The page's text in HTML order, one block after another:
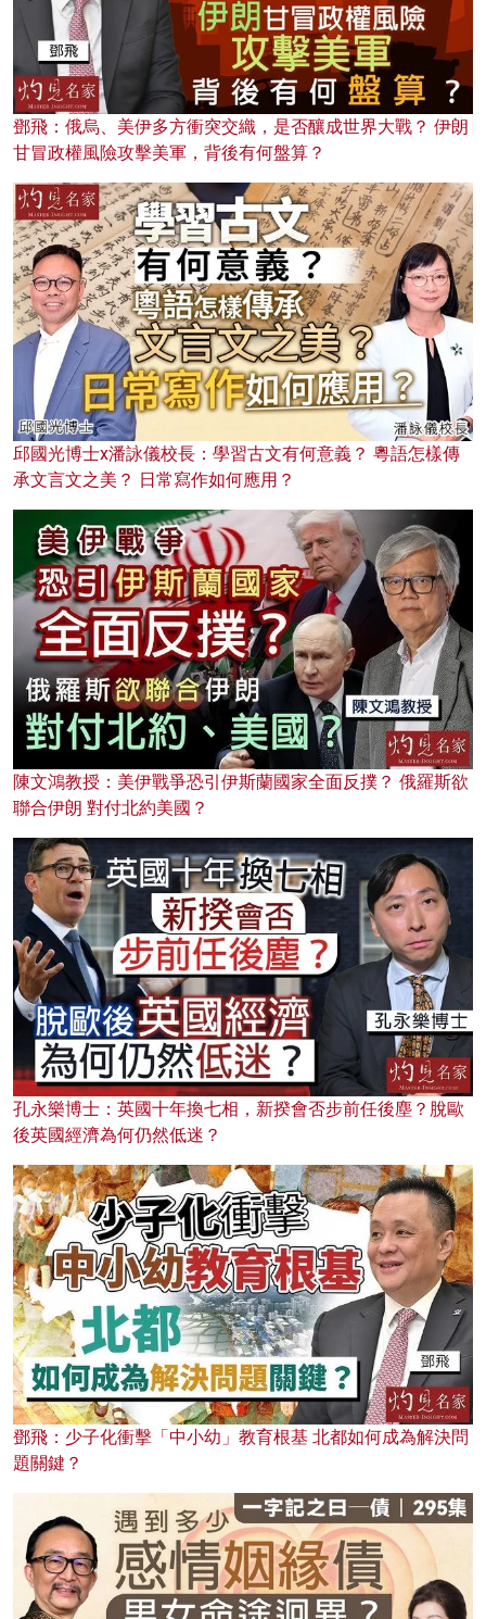
鄧飛：俄烏、美伊多方衝突交織，是否釀成世界大戰？ 伊朗
甘冒政權風險攻擊美軍，背後有何盤算？
邱國光博士x潘詠儀校長：學習古文有何意義？ 粵語怎樣傳
承文言文之美？ 日常寫作如何應用？
陳文鴻教授：美伊戰爭恐引伊斯蘭國家全面反撲？ 俄羅斯欲
聯合伊朗 對付北約美國？
孔永樂博士：英國十年換七相，新揆會否步前任後塵？脫歐
後英國經濟為何仍然低迷？
鄧飛：少子化衝擊「中小幼」教育根基 北都如何成為解決問
題關鍵？